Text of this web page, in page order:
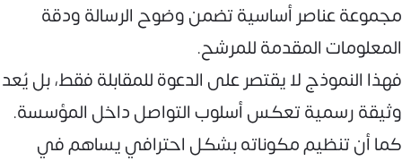
مجموعة عناصر أساسية تضمن وضوح الرسالة ودقة
المعلومات المقدمة للمرشح.
فهذا النموذج لا يقتصر على الدعوة للمقابلة فقط، بل يُعد
وثيقة رسمية تعكس أسلوب التواصل داخل المؤسسة.
كما أن تنظيم مكوناته بشكل احترافي يساهم في